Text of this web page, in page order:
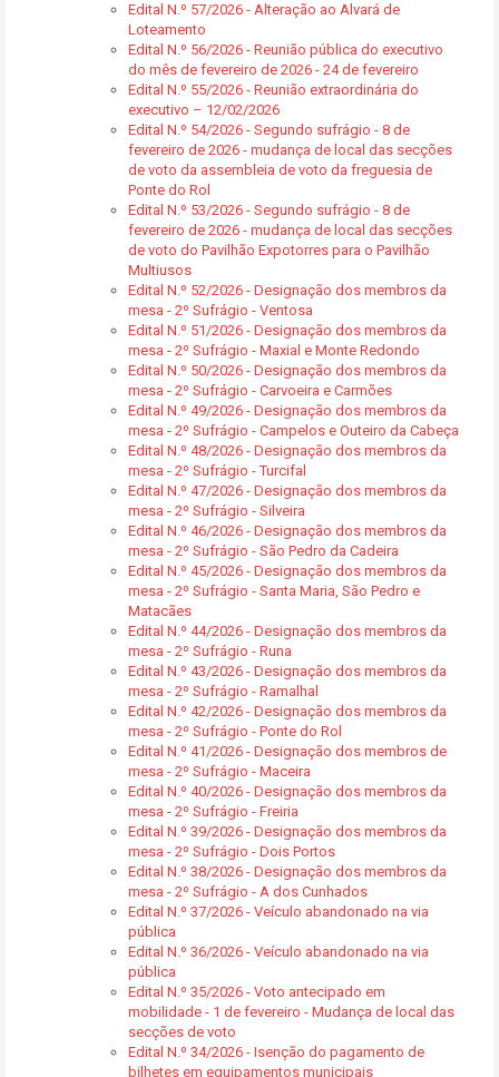
Edital N.º 57/2026 - Alteração ao Alvará de
Loteamento
Edital N.º 56/2026 - Reunião pública do executivo
do mês de fevereiro de 2026 - 24 de fevereiro
Edital N.º 55/2026 - Reunião extraordinária do
executivo – 12/02/2026
Edital N.º 54/2026 - Segundo sufrágio - 8 de
fevereiro de 2026 - mudança de local das secções
de voto da assembleia de voto da freguesia de
Ponte do Rol
Edital N.º 53/2026 - Segundo sufrágio - 8 de
fevereiro de 2026 - mudança de local das secções
de voto do Pavilhão Expotorres para o Pavilhão
Multiusos
Edital N.º 52/2026 - Designação dos membros da
mesa - 2º Sufrágio - Ventosa
Edital N.º 51/2026 - Designação dos membros da
mesa - 2º Sufrágio - Maxial e Monte Redondo
Edital N.º 50/2026 - Designação dos membros da
mesa - 2º Sufrágio - Carvoeira e Carmões
Edital N.º 49/2026 - Designação dos membros da
mesa - 2º Sufrágio - Campelos e Outeiro da Cabeça
Edital N.º 48/2026 - Designação dos membros da
mesa - 2º Sufrágio - Turcifal
Edital N.º 47/2026 - Designação dos membros da
mesa - 2º Sufrágio - Silveira
Edital N.º 46/2026 - Designação dos membros da
mesa - 2º Sufrágio - São Pedro da Cadeira
Edital N.º 45/2026 - Designação dos membros da
mesa - 2º Sufrágio - Santa Maria, São Pedro e
Matacães
Edital N.º 44/2026 - Designação dos membros da
mesa - 2º Sufrágio - Runa
Edital N.º 43/2026 - Designação dos membros da
mesa - 2º Sufrágio - Ramalhal
Edital N.º 42/2026 - Designação dos membros da
mesa - 2º Sufrágio - Ponte do Rol
Edital N.º 41/2026 - Designação dos membros de
mesa - 2º Sufrágio - Maceira
Edital N.º 40/2026 - Designação dos membros da
mesa - 2º Sufrágio - Freiria
Edital N.º 39/2026 - Designação dos membros da
mesa - 2º Sufrágio - Dois Portos
Edital N.º 38/2026 - Designação dos membros da
mesa - 2º Sufrágio - A dos Cunhados
Edital N.º 37/2026 - Veículo abandonado na via
pública
Edital N.º 36/2026 - Veículo abandonado na via
pública
Edital N.º 35/2026 - Voto antecipado em
mobilidade - 1 de fevereiro - Mudança de local das
secções de voto
Edital N.º 34/2026 - Isenção do pagamento de
bilhetes em equipamentos municipais